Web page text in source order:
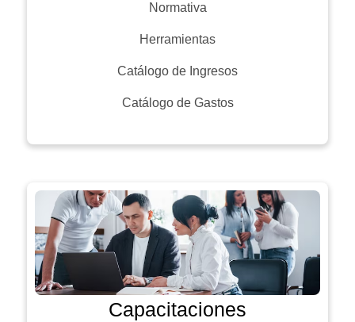
Normativa
Herramientas
Catálogo de Ingresos
Catálogo de Gastos
Capacitaciones